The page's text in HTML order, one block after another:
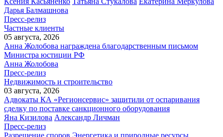
Дарья Балмашнова
Пресс-релиз
Частные клиенты
05 августа, 2026
Анна Жолобова награждена благодарственным письмом
Министра юстиции РФ
Анна Жолобова
Пресс-релиз
Недвижимость и строительство
03 августа, 2026
Адвокаты КА «Регионсервис» защитили от оспаривания
сделку по поставке санкционного оборудования
Яна Кизилова Александр Личман
Пресс-релиз
Разрешение споров Энергетика и природные ресурсы